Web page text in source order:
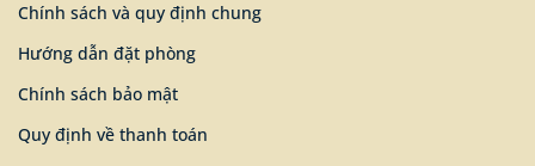
Chính sách và quy định chung
Hướng dẫn đặt phòng
Chính sách bảo mật
Quy định về thanh toán